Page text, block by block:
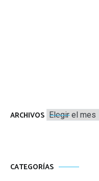
ARCHIVOS Archivos
CATEGORÍAS